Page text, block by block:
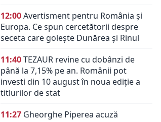
12:00Avertisment pentru România și
Europa. Ce spun cercetătorii despre
seceta care golește Dunărea și Rinul
11:40TEZAUR revine cu dobânzi de
până la 7,15% pe an. Românii pot
investi din 10 august în noua ediție a
titlurilor de stat
11:27 Gheorghe Piperea acuză